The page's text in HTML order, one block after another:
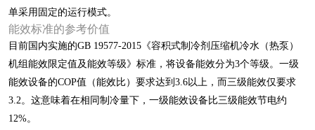
单采用固定的运行模式。
能效标准的参考价值
目前国内实施的GB 19577-2015《容积式制冷剂压缩机冷水（热泵）
机组能效限定值及能效等级》标准，将设备能效分为3个等级。一级
能效设备的COP值（能效比）要求达到3.6以上，而三级能效仅要求
3.2。这意味着在相同制冷量下，一级能效设备比三级能效节电约
12%。